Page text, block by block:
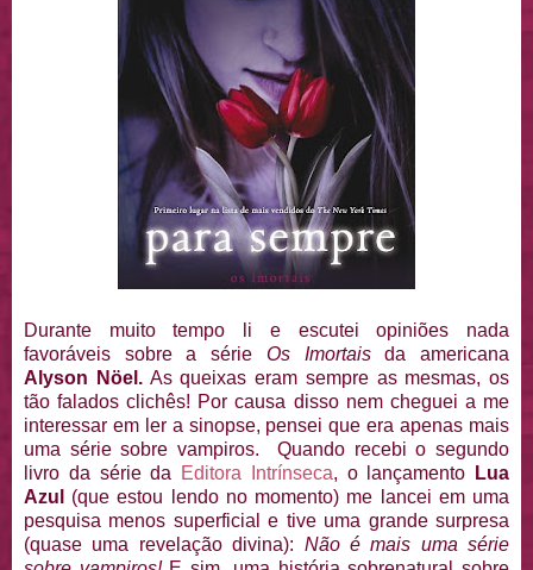
Durante muito tempo li e escutei opiniões nada
favoráveis sobre a série Os Imortaisda americana
Alyson Nöel.As queixas eram sempre as mesmas, os
tão falados clichês! Por causa disso nem cheguei a me
interessar em ler a sinopse, pensei que era apenas mais
uma série sobre vampiros. Quando recebi o segundo
livro da série da
Editora Intrínseca, o lançamento
Lua
Azul (que estou lendo no momento) me lancei em uma
pesquisa menos superficial e tive uma grande surpresa
(quase uma revelação divina): Não é mais uma série